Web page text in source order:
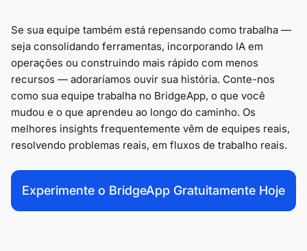
Se sua equipe também está repensando como trabalha —
seja consolidando ferramentas, incorporando IA em
operações ou construindo mais rápido com menos
recursos — adoraríamos ouvir sua história. Conte-nos
como sua equipe trabalha no BridgeApp, o que você
mudou e o que aprendeu ao longo do caminho. Os
melhores insights frequentemente vêm de equipes reais,
resolvendo problemas reais, em fluxos de trabalho reais.
Experimente o BridgeApp Gratuitamente Hoje